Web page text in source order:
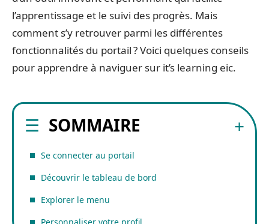
l’apprentissage et le suivi des progrès. Mais
comment s’y retrouver parmi les différentes
fonctionnalités du portail ? Voici quelques conseils
pour apprendre à naviguer sur it’s learning eic.
SOMMAIRE
Se connecter au portail
Découvrir le tableau de bord
Explorer le menu
Personnaliser votre profil